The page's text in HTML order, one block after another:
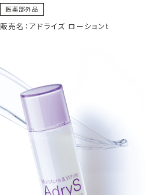
医薬部外品
販売名：アドライズ ローションt